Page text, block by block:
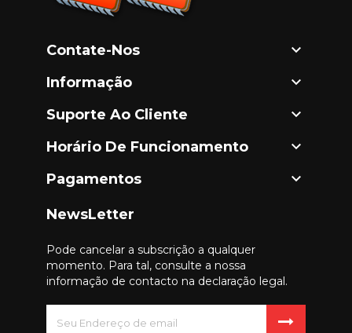
Contate-Nos 
Informação 
Suporte Ao Cliente 
Horário De Funcionamento 
Pagamentos 
NewsLetter
Pode cancelar a subscrição a qualquer
momento. Para tal, consulte a nossa
informação de contacto na declaração legal.